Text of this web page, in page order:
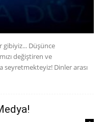
gibiyiz... Düşünce
değiştiren ve
seyretmekteyiz! Dinler arası